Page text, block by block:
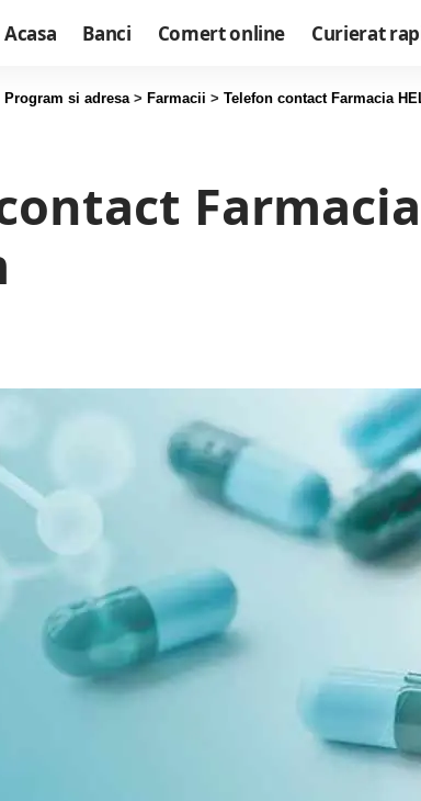
Acasa Banci Comert online Curierat
si adresa> Farmacii > Telefon contact Farmacia
Farmacia